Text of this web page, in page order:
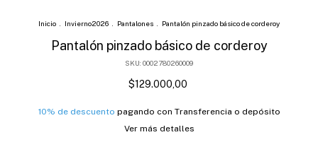
Inicio Invierno2026 Pantalones Pantalón pinzado básico de corderoy
Pantalón pinzado básico de corderoy
SKU: 0002780260009
$129.000,00
10% de descuento pagando con Transferencia o depósito
Ver más detalles